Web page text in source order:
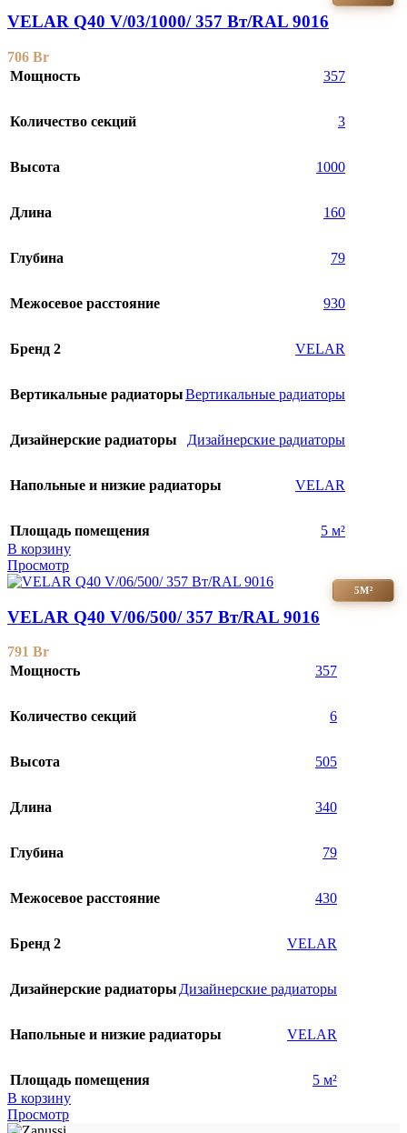
VELAR Q40 V/03/1000/ 357 Bт/RAL 9016
706 Br
Мощность
357
Количество секций 3
Высота 1000
Длина 160
Глубина 79
Межосевое расстояние 930
Бренд 2 VELAR
Вертикальные радиаторыВертикальные радиаторы
Дизайнерские радиаторы Дизайнерские радиаторы
Напольные и низкие радиаторы VELAR
Площадь помещения
5 м²
В корзину
Просмотр
5М²
VELAR Q40 V/06/500/ 357 Bт/RAL 9016
791 Br
Мощность
357
Количество секций 6
Высота 505
Длина 340
Глубина 79
Межосевое расстояние 430
Бренд 2 VELAR
Дизайнерские радиаторы Дизайнерские радиаторы
Напольные и низкие радиаторы VELAR
Площадь помещения
5 м²
В корзину
Просмотр